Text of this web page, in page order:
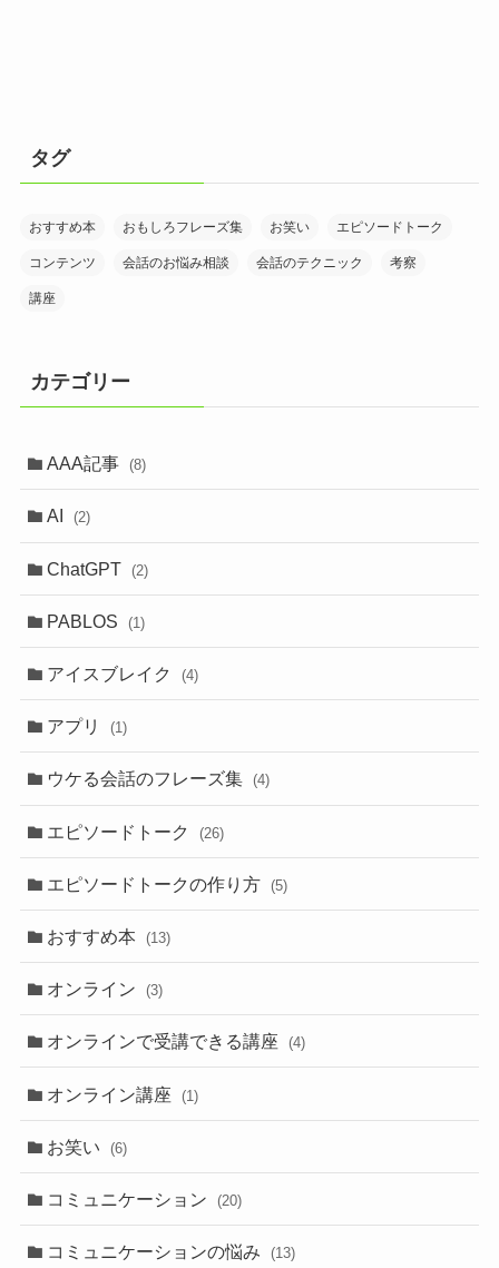
タグ
おすすめ本 おもしろフレーズ集 お笑い エピソードトーク
コンテンツ 会話のお悩み相談 会話のテクニック 考察
講座
カテゴリー
AAA記事 (8)
AI (2)
ChatGPT (2)
PABLOS (1)
アイスブレイク (4)
アプリ (1)
ウケる会話のフレーズ集 (4)
エピソードトーク (26)
エピソードトークの作り方 (5)
おすすめ本 (13)
オンライン (3)
オンラインで受講できる講座 (4)
オンライン講座 (1)
お笑い (6)
コミュニケーション (20)
コミュニケーションの悩み (13)